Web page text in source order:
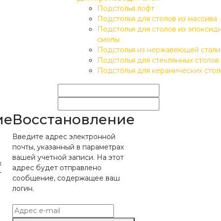
Подстолья лофт
Подстолья для столов из массива
Подстолья для столов из
смолы
Подстолья из нержавеющей стали
Подстолья для стеклянных столов
Подстолья для керамических
Восстановление
Введите адрес электронной
почты, указанный в параметрах
вашей учетной записи. На этот
адрес будет отправлено
сообщение, содержащее ваш
логин.